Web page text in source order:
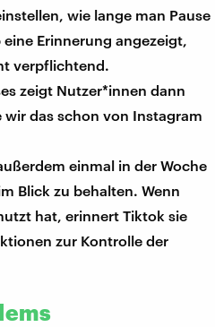
wie lange man Pause
Erinnerung angezeigt,
verpflichtend.
zeigt Nutzer*innen dann
das schon von Instagram
einmal in der Woche
Blick zu behalten. Wenn
hat, erinnert Tiktok sie
zur Kontrolle der